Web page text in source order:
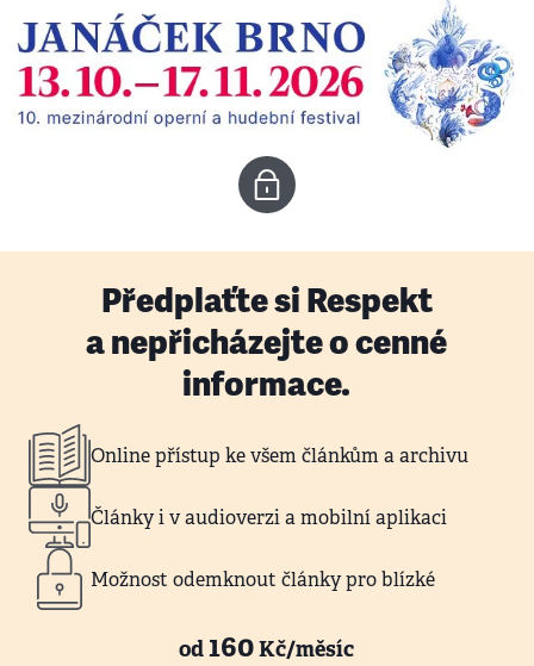
Předplaťte si Respekt
a nepřicházejte o cenné
informace.
Online přístup ke všem článkům a archivu
Články i v audioverzi a mobilní aplikaci
Možnost odemknout články pro blízké
od160Kč/měsíc